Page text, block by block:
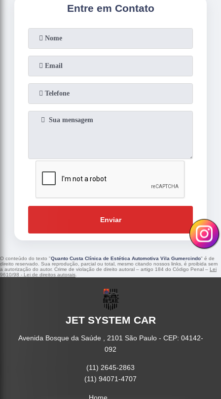
Entre em Contato
Enviar
O conteúdo do texto "Quanto Custa Clínica de Estética Automotiva Vila Gumercindo" é de
direito reservado. Sua reprodução, parcial ou total, mesmo citando nossos links, é proibida sem
a autorização do autor. Crime de violação de direito autoral – artigo 184 do Código Penal – Lei
9610/98 - Lei de direitos autorais
JET SYSTEM CAR
Avenida Bosque da Saúde , 2101 São Paulo - CEP: 04142-
092
(11) 2645-2863
(11) 94071-4707
Home